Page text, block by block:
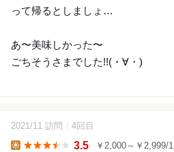
って帰るとしましょ…
あ〜美味しかった〜
ごちそうさまでした!!(⁠・⁠∀⁠・⁠)
35
2021/11 訪問 4回目
3.5 ￥2,000～￥2,999/1